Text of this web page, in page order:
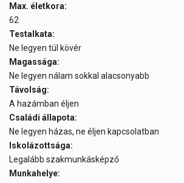
Max. életkora:
62
Testalkata:
Ne legyen túl kövér
Magassága:
Ne legyen nálam sokkal alacsonyabb
Távolság:
A hazámban éljen
Családi állapota:
Ne legyen házas, ne éljen kapcsolatban
Iskolázottsága:
Legalább szakmunkásképző
Munkahelye: